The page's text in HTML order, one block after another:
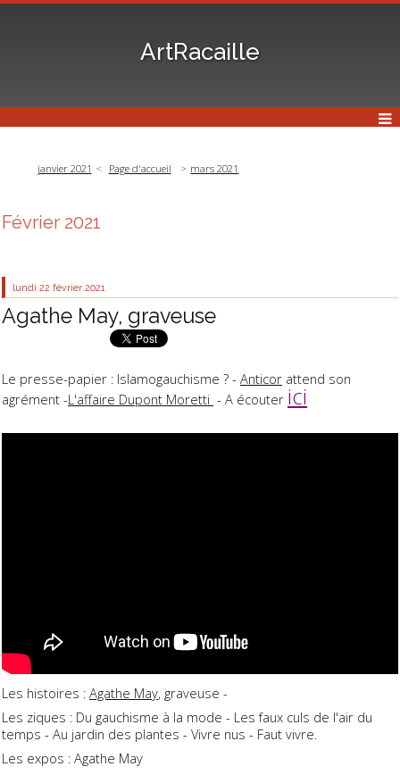
ArtRacaille
janvier 2021 Page d'accueil mars 2021
Février 2021
lundi 22 février 2021
Agathe May, graveuse
Le presse-papier : Islamogauchisme ? - Anticor attend son
agrément -L'affaire Dupont Moretti - A écouter ici
Les histoires : Agathe May, graveuse -
Les ziques : Du gauchisme à la mode - Les faux culs de l'air du
temps - Au jardin des plantes - Vivre nus - Faut vivre.
Les expos : Agathe May